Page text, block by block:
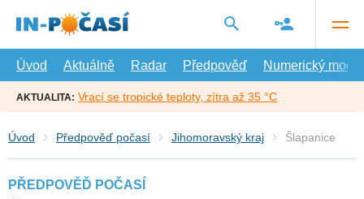
hlavní
Úvod
Aktuálně Radar Předpověď Numerický model
AKTUALITA: Vrací se tropické teploty, zítra až 35 °C
Úvod Předpověď počasí Jihomoravský kraj Šlapanice
PŘEDPOVĚĎ POČASÍ